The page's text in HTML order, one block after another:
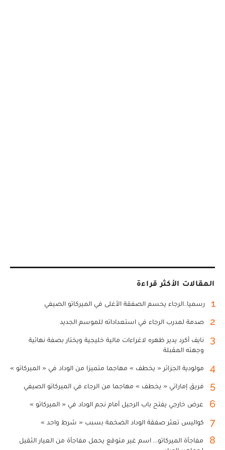
المقالات الأكثر قراءة
1 رسميا..الرجاء يحسم الصفقة الأغلى في الميركاتو الصيفي
2 صدمة لمدرب الرجاء في استعداداته للموسم الجديد
3
نايف أكرد يدير ظهره لاغراءات مالية خليجية ويختار بصفة نهائية
وجهته المقبلة
4 مولودية الجزائر « يخطف » مهاجما متميزا من الوداد في « الميركاتو »
5 فريق إماراتي « يخطف » مهاجما من الرجاء في الميركاتو الصيفي
6 عرض خارجي يفتح باب الرحيل أمام نجم الوداد في « الميركاتو »
7 كواليس تعثر صفقة الوداد الضخمة بسبب « شرط واحد »
8
مفاجأة الميركاتو... اسم غير متوقع يحمل مفاجأة من العيار الثقيل